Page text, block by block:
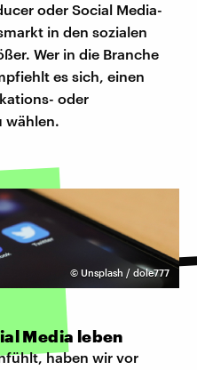
oder Social Media-
in den sozialen
Wer in die Branche
es sich, einen
oder
wählen.
© Unsplash / dole777
Media leben
haben wir vor